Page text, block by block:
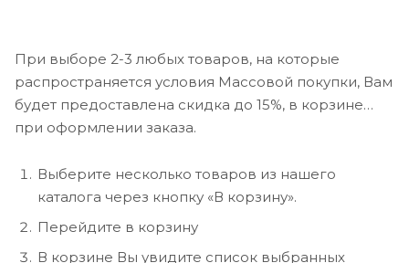
При выборе 2-3 любых товаров, на которые
распространяется условия Массовой покупки, Вам
будет предоставлена скидка до 15%, в корзине
при оформлении заказа.
Выберите несколько товаров из нашего
каталога через кнопку «В корзину».
Перейдите в корзину
В корзине Вы увидите список выбранных